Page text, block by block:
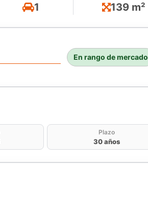
1 139 m²
En rango de mercado
Plazo
30 años